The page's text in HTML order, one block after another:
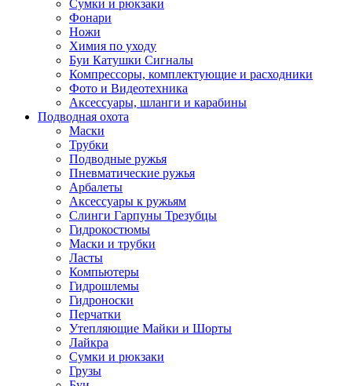
Сумки и рюкзаки
Фонари
Ножи
Химия по уходу
Буи Катушки Сигналы
Компрессоры, комплектующие и расходники
Фото и Видеотехника
Аксессуары, шланги и карабины
Подводная охота
Маски
Трубки
Подводные ружья
Пневматические ружья
Арбалеты
Аксессуары к ружьям
Слинги Гарпуны Трезубцы
Гидрокостюмы
Маски и трубки
Ласты
Компьютеры
Гидрошлемы
Гидроноски
Перчатки
Утепляющие Майки и Шорты
Лайкра
Сумки и рюкзаки
Грузы